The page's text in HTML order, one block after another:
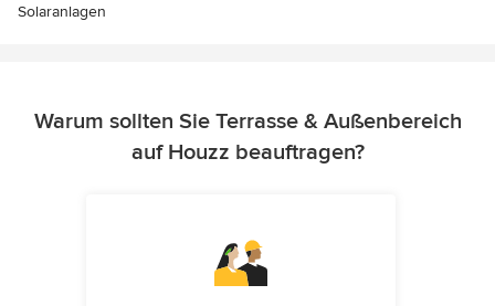
Solaranlagen
Warum sollten Sie Terrasse & Außenbereich
auf Houzz beauftragen?